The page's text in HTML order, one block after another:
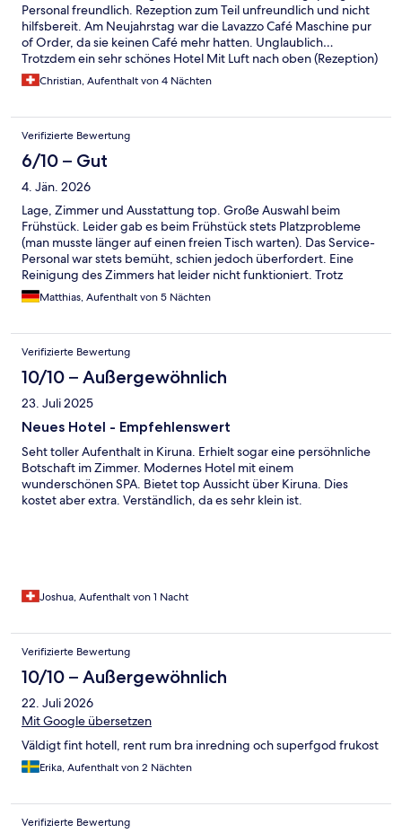
Personal freundlich. Rezeption zum Teil unfreundlich und nicht
hilfsbereit. Am Neujahrstag war die Lavazzo Café Maschine pur
of Order, da sie keinen Café mehr hatten. Unglaublich…
Trotzdem ein sehr schönes Hotel Mit Luft nach oben (Rezeption)
Christian, Aufenthalt von 4 Nächten
Verifizierte Bewertung
6/10 – Gut
4. Jän. 2026
Lage, Zimmer und Ausstattung top. Große Auswahl beim
Frühstück. Leider gab es beim Frühstück stets Platzprobleme
(man musste länger auf einen freien Tisch warten). Das Service-
Personal war stets bemüht, schien jedoch überfordert. Eine
Reinigung des Zimmers hat leider nicht funktioniert. Trotz
entsprechender Karte auf der Außenseite der Zimmertüre
(grün, "Please clean my room") wurde das Zimmer nur 1x bei
Matthias, Aufenthalt von 5 Nächten
Verifizierte Bewertung
10/10 – Außergewöhnlich
23. Juli 2025
Neues Hotel - Empfehlenswert
Seht toller Aufenthalt in Kiruna. Erhielt sogar eine persöhnliche
Botschaft im Zimmer. Modernes Hotel mit einem
wunderschönen SPA. Bietet top Aussicht über Kiruna. Dies
kostet aber extra. Verständlich, da es sehr klein ist.
Joshua, Aufenthalt von 1 Nacht
Verifizierte Bewertung
10/10 – Außergewöhnlich
22. Juli 2026
Mit Google übersetzen
Väldigt fint hotell, rent rum bra inredning och superfgod frukost
Erika, Aufenthalt von 2 Nächten
Verifizierte Bewertung